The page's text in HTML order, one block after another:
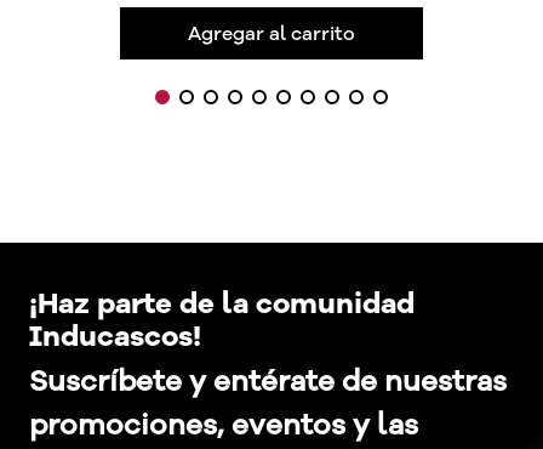
Agregar al carrito
¡Haz parte de la comunidad
Inducascos!
Suscríbete y entérate de nuestras
promociones, eventos y las